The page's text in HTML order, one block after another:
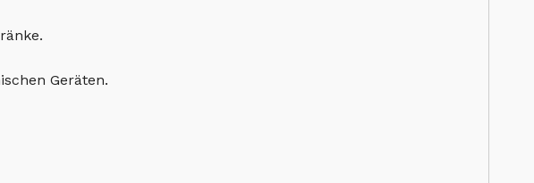
Geräten.